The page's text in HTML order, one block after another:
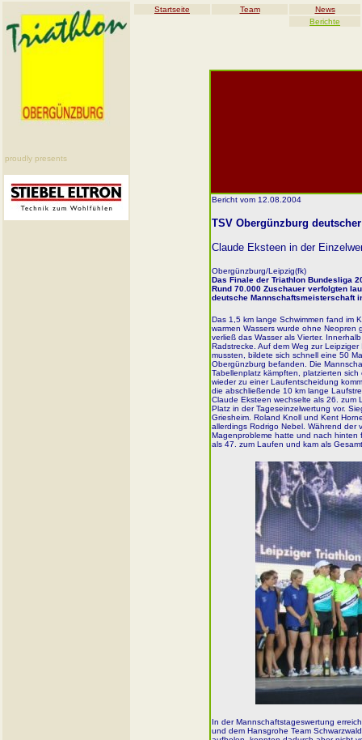
proudly presents
Startseite Team
News
Berichte
Bericht vom 12.08.2004
TSV Obergünzburg
Claude Eksteen in der
Obergünzburg/Leipzig(fk)
Das Finale der Triathlon Bundesliga
Rund 70.000 Zuschauer verfolgten
deutsche Mannschaftsmeisterschaft
Das 1,5 km lange Schwimmen fand im
warmen Wassers wurde ohne Neopren
verließ das Wasser als Vierter.
Radstrecke. Auf dem Weg zur
mussten, bildete sich schnell eine 50
Obergünzburg befanden. Die
Tabellenplatz kämpften, platzierten
wieder zu einer Laufentscheidung
die abschließende 10 km lange
Claude Eksteen wechselte als 26. zum
Platz in der Tageseinzelwertung vor.
Griesheim. Roland Knoll und Kent
allerdings Rodrigo Nebel. Während der
Magenprobleme hatte und nach hinten
als 47. zum Laufen und kam als
In der Mannschaftstageswertung
und dem Hansgrohe Team